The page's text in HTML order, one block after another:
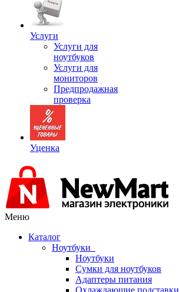
Услуги
Услуги для
ноутбуков
Услуги для
мониторов
Предпродажная
проверка
Уценка
Меню
Каталог
Ноутбуки
Ноутбуки
Сумки для ноутбуков
Адаптеры питания
Охлаждающие подставки